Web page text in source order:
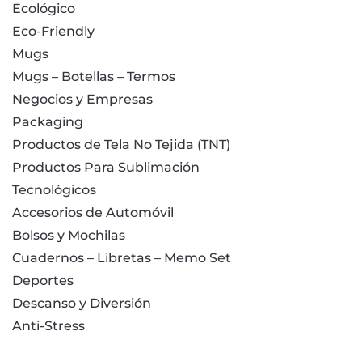
Ecológico
Eco-Friendly
Mugs
Mugs – Botellas – Termos
Negocios y Empresas
Packaging
Productos de Tela No Tejida (TNT)
Productos Para Sublimación
Tecnológicos
Accesorios de Automóvil
Bolsos y Mochilas
Cuadernos – Libretas – Memo Set
Deportes
Descanso y Diversión
Anti-Stress